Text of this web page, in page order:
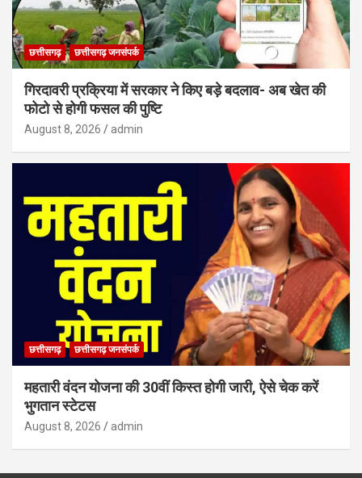
छत्तीसगढ़ छत्तीसगढ़ जनसंपर्क
गिरदावरी प्रक्रिया में सरकार ने किए बड़े बदलाव- अब खेत की
फोटो से होगी फसल की पुष्टि
August 8, 2026 admin
छत्तीसगढ़ छत्तीसगढ़ जनसंपर्क
महतारी वंदन योजना की 30वीं किस्त होगी जारी, ऐसे चेक करें
भुगतान स्टेटस
August 8, 2026 admin